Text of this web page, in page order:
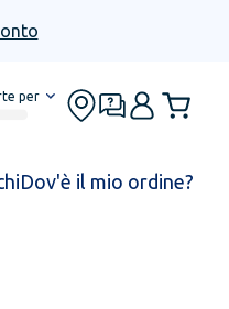
per
Dov'è il mio ordine?